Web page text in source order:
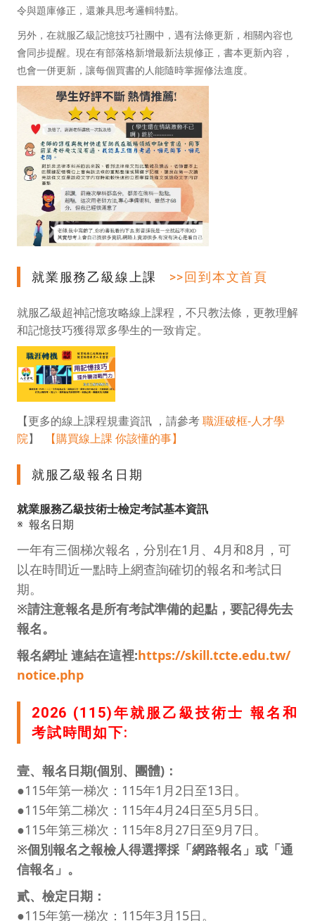
令與題庫修正，還兼具思考邏輯特點。
另外，在就服乙級記憶技巧社團中，遇有法條更新，相關內容也
會同步提醒。現在有部落格新增最新法規修正，書本更新內容，
也會一併更新，讓每個買書的人能隨時掌握修法進度。
就業服務乙級線上課 >>回到本文首頁
就服乙級超神記憶攻略線上課程，不只教法條，更教理解
和記憶技巧獲得眾多學生的一致肯定。
【更多的線上課程規畫資訊 ，請參考職涯破框-人才學
院】 【購買線上課 你該懂的事】
就服乙級報名日期
就業服務乙級技術士檢定考試基本資訊
※ 報名日期
一年有三個梯次報名，分別在1月、4月和8月，可
以在時間近一點時上網查詢確切的報名和考試日
期。
※請注意報名是所有考試準備的起點，要記得先去
報名。
報名網址 連結在這裡:https://skill.tcte.edu.tw/
notice.php
2026 (115)年就服乙級技術士 報名和
考試時間如下:
壹、 報名日期(個別、團體) ：
●115年第一梯次：115年1月2日至13日。
●115年第二梯次：115年4月24日至5月5日。
●115年第三梯次：115年8月27日至9月7日。
※個別報名之報檢人得選擇採「網路報名」或「通
信報名」。
貳、檢定日期：
●115年第一梯次：115年3月15日。